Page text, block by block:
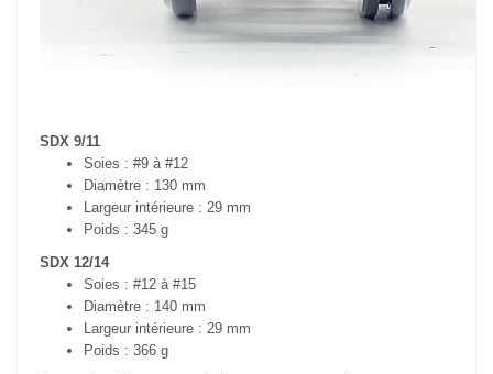
SDX 9/11
Soies : #9 à #12
Diamètre : 130 mm
Largeur intérieure : 29 mm
Poids : 345 g
SDX 12/14
Soies : #12 à #15
Diamètre : 140 mm
Largeur intérieure : 29 mm
Poids : 366 g